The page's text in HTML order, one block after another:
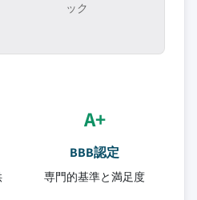
ック
A+
BBB認定
専門的基準と満足度